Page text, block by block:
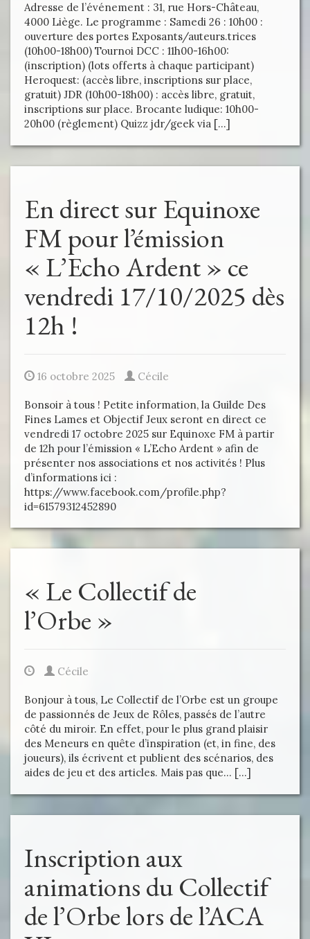
Adresse de l’événement : 31, rue Hors-Château,
4000 Liège. Le programme : Samedi 26 : 10h00 :
ouverture des portes Exposants/auteurs.trices
(10h00-18h00) Tournoi DCC : 11h00-16h00:
(inscription) (lots offerts à chaque participant)
Heroquest: (accès libre, inscriptions sur place,
gratuit) JDR (10h00-18h00) : accès libre, gratuit,
inscriptions sur place. Brocante ludique: 10h00-
20h00 (règlement) Quizz jdr/geek via […]
En direct sur Equinoxe
FM pour l’émission
« L’Echo Ardent » ce
vendredi 17/10/2025 dès
12h !
16 octobre 2025 Cécile
Bonsoir à tous ! Petite information, la Guilde Des
Fines Lames et Objectif Jeux seront en direct ce
vendredi 17 octobre 2025 sur Equinoxe FM à partir
de 12h pour l’émission « L’Echo Ardent » afin de
présenter nos associations et nos activités ! Plus
d’informations ici :
https://www.facebook.com/profile.php?
id=61579312452890
« Le Collectif de
l’Orbe »
Cécile
Bonjour à tous, Le Collectif de l’Orbe est un groupe
de passionnés de Jeux de Rôles, passés de l’autre
côté du miroir. En effet, pour le plus grand plaisir
des Meneurs en quête d’inspiration (et, in fine, des
joueurs), ils écrivent et publient des scénarios, des
aides de jeu et des articles. Mais pas que… […]
Inscription aux
animations du Collectif
de l’Orbe lors de l’ACA